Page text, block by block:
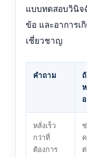
แบบทดสอบวินิจ
ข้อ และอาการเ
เชี่ยวชาญ
คำถาม
หลั่งเร็ว
กว่าที่
ต้องการ